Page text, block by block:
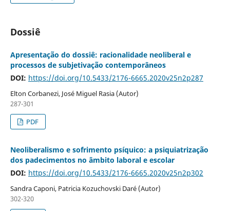
Dossiê
Apresentação do dossiê: racionalidade neoliberal e
processos de subjetivação contemporâneos
DOI: https://doi.org/10.5433/2176-6665.2020v25n2p287
Elton Corbanezi, José Miguel Rasia (Autor)
287-301
PDF
Neoliberalismo e sofrimento psíquico: a psiquiatrização
dos padecimentos no âmbito laboral e escolar
DOI: https://doi.org/10.5433/2176-6665.2020v25n2p302
Sandra Caponi, Patricia Kozuchovski Daré (Autor)
302-320